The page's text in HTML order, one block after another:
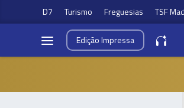
D7 Turismo Freguesias TSF
EdiçãoImpressa